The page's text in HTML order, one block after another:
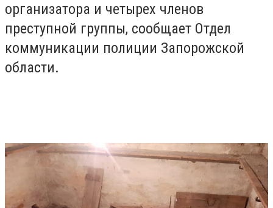
организатора и четырех членов
преступной группы, сообщает Отдел
коммуникации полиции Запорожской
области.